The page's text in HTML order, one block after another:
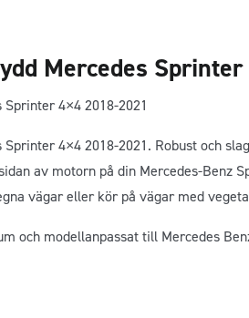
Mercedes
4×4 2018-2021
Sprinter 4×4 2018-2021. Robust och
av motorn på din Mercedes-Benz
vägar eller kör på vägar med
och modellanpassat till Mercedes